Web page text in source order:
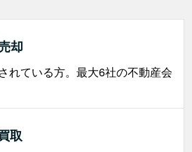
却
れている方。最大6社の不動産会
取